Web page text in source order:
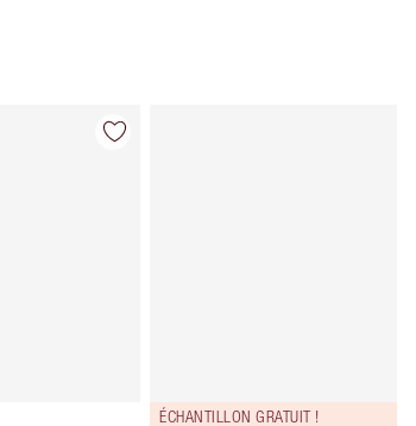
Article 4 sur 139
ÉCHANTILLON GRATUIT !